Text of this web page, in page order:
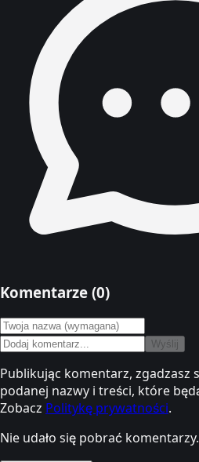
Komentarze (0)
Wyślij
Publikując komentarz, zgadzasz
podanej nazwy i treści, które
Zobacz Politykę prywatności.
Nie udało się pobrać komentarzy.